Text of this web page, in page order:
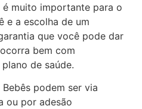
muito importante para o
e a escolha de um
que você pode dar
bem com
de saúde.
podem ser via
ou por adesão